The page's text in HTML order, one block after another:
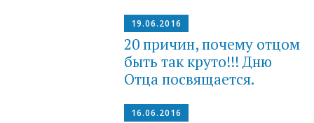
19.06.2016
20 причин, почему отцом
быть так круто!!! Дню
Отца посвящается.
16.06.2016